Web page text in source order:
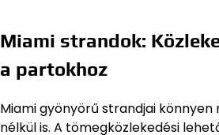
Miami strandok:
a partokhoz
Miami gyönyörű strandjai
nélkül is. A tömegközlekedési